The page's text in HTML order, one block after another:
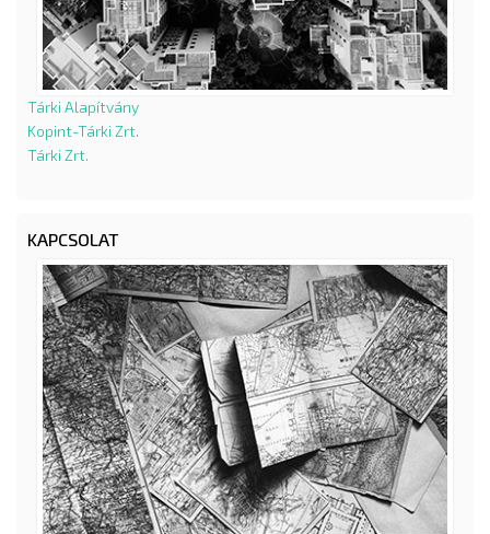
Tárki Alapítvány
Kopint-Tárki Zrt.
Tárki Zrt.
KAPCSOLAT